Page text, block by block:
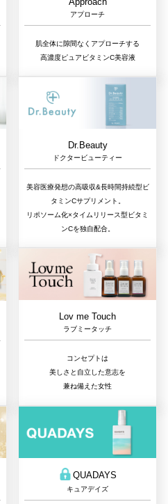
アプローチ
肌全体に隙間なくアプローチする
高濃度ピュアビタミンC美容液
Dr.Beauty
ドクタービューティー
美容医療発想の高吸収&長時間持続型ビ
タミンCサプリメント。
リポソーム化×タイムリリース型ビタミ
ンCを独自配合。
Lov me Touch
ラブミータッチ
コンセプトは
美しさと自立した意志を
兼ね備えた女性
QUADAYS
キュアデイズ